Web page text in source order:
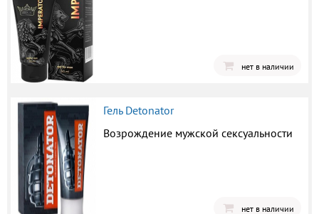
нет в наличии
Гель Detonator
Возрождение мужской сексуальности
нет в наличии